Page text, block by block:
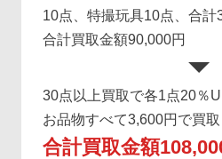
10点、特撮玩具10点、合計
合計買取金額90,000円
30点以上買取で各1点20％
お品物すべて3,600円で買取
合計買取金額